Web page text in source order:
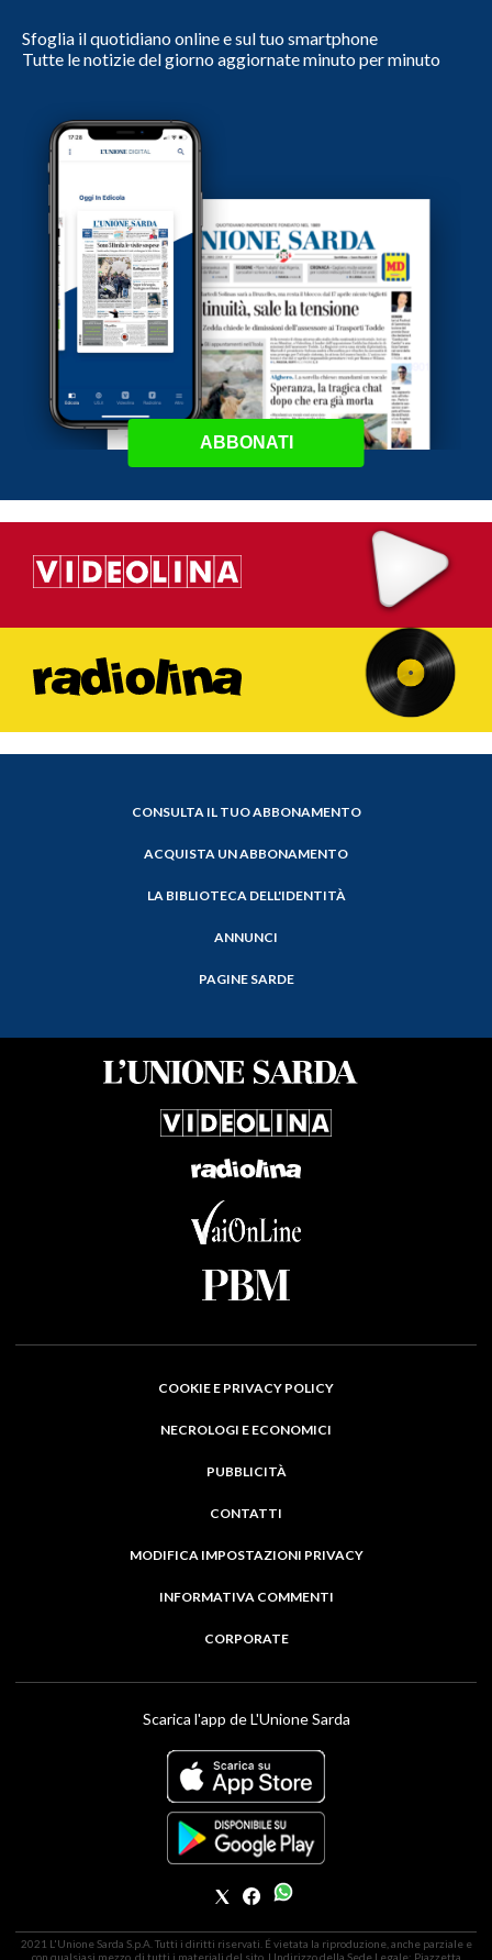
Sfoglia il quotidiano online e sul tuo smartphone
Tutte le notizie del giorno aggiornate minuto per minuto
ABBONATI
CONSULTA IL TUO ABBONAMENTO
ACQUISTA UN ABBONAMENTO
LA BIBLIOTECA DELL'IDENTITÀ
ANNUNCI
PAGINE SARDE
COOKIE E PRIVACY POLICY
NECROLOGI E ECONOMICI
PUBBLICITÀ
CONTATTI
MODIFICA IMPOSTAZIONI PRIVACY
INFORMATIVA COMMENTI
CORPORATE
Scarica l'app de L'Unione Sarda
2021 L'Unione Sarda S.p.A. Tutti i diritti riservati. É vietata la riproduzione, anche parziale e
con qualsiasi mezzo, di tutti i materiali del sito. | Indirizzo della Sede Legale: Piazzetta